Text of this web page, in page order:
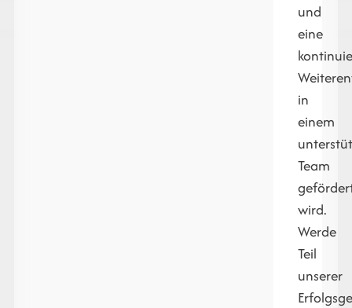
und
eine
in
einem
Team
wird.
Werde
Teil
unserer